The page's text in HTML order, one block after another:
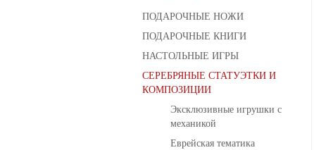
ПОДАРОЧНЫЕ НОЖИ
ПОДАРОЧНЫЕ КНИГИ
НАСТОЛЬНЫЕ ИГРЫ
СЕРЕБРЯНЫЕ СТАТУЭТКИ И
КОМПОЗИЦИИ
Эксклюзивные игрушки с
механикой
Еврейская тематика